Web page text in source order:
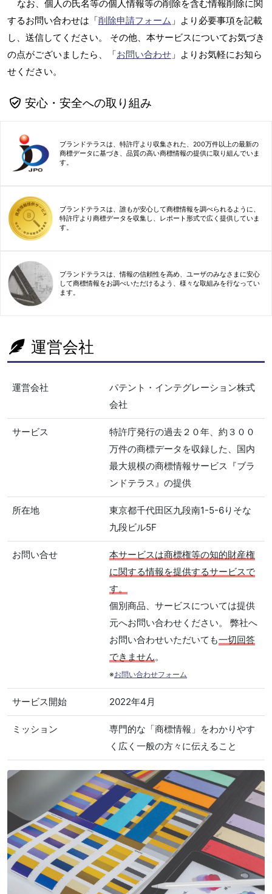
なお、個人の氏名等の個人情報等の削除を含む情報削除に関
するお問い合わせは「削除申請フォーム 」より必要事項を記載
し、送信してください。 その他、本サービスについてお気づき
の点がございましたら、「お問い合わせ 」よりお気軽にお知ら
せください。
安心・安全への取り組み
ブランドテラスは、特許庁より収集された、200万件以上の最新の
商標データに基づき、品質の高い商標情報の提供に取り組んでいま
す。
ブランドテラスは、誰もが安心して商標情報を調べられるように、
特許庁より商標データを収集し、レポート形式で広く提供していま
す。
ブランドテラスは、情報の信頼性を高め、ユーザのみなさまに安心
して商標情報をお調べいただけるよう、様々な取組みを行なってい
ます。
運営会社
運営会社
パテント・インテグレーション株式
会社
サービス
特許庁発行の過去２０年、約３００
万件の商標データを収録した、国内
最大規模の商標情報サービス『ブラ
ンドテラス』の提供
所在地
東京都千代田区九段南1-5-6りそな
九段ビル5F
お問い合せ
本サービスは商標権等の知的財産権
に関する情報を提供するサービスで
す。
個別商品、サービスについては提供
元へお問い合わせください。 弊社へ
お問い合わせいただいても一切回答
できません。
※お問い合わせフォーム
サービス開始 2022年4月
ミッション
専門的な「商標情報」をわかりやす
く広く一般の方々に伝えること